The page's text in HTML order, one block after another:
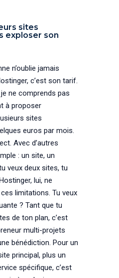
sites
exploser son
n’oublie jamais
c’est son tarif.
ne comprends pas
à proposer
sites
euros par mois.
Avec d’autres
: un site, un
veux deux sites, tu
lui, ne
limitations. Tu veux
? Tant que tu
de ton plan, c’est
multi-projets
bénédiction. Pour un
principal, plus un
spécifique, c’est